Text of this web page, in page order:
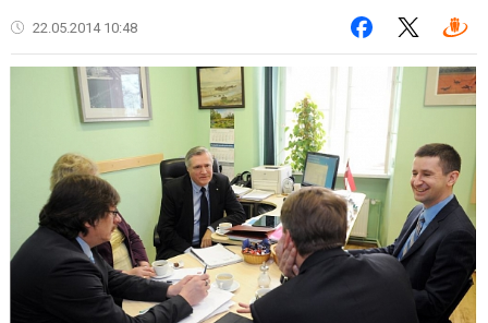
22.05.2014 10:48